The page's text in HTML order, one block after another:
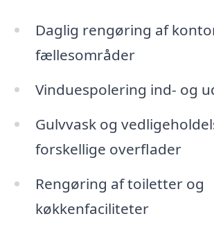
Daglig rengøring af
fællesområder
Vinduespolering ind- og
Gulvvask og
forskellige overflader
Rengøring af toiletter og
køkkenfaciliteter